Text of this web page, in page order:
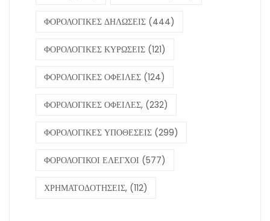
ΦΟΡΟΛΟΓΙΚΕΣ ΔΗΛΩΣΕΙΣ (444)
ΦΟΡΟΛΟΓΙΚΕΣ ΚΥΡΩΣΕΙΣ (121)
ΦΟΡΟΛΟΓΙΚΕΣ ΟΦΕΙΛΕΣ (124)
ΦΟΡΟΛΟΓΙΚΕΣ ΟΦΕΙΛΕΣ, (232)
ΦΟΡΟΛΟΓΙΚΕΣ ΥΠΟΘΕΣΕΙΣ (299)
ΦΟΡΟΛΟΓΙΚΟΙ ΕΛΕΓΧΟΙ (577)
ΧΡΗΜΑΤΟΔΟΤΗΣΕΙΣ, (112)